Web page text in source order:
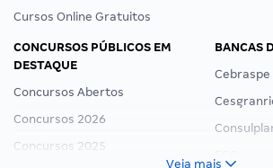
Cursos Online Gratuitos
CONCURSOS PÚBLICOS EM
DESTAQUE
Concursos Abertos
Concursos 2026
Concursos 2025
BANCAS
Cebraspe
Veja mais